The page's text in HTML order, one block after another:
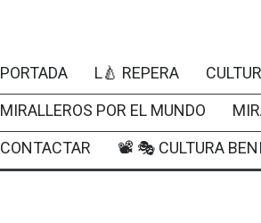
PORTADA L🍐 REPERA
MIRALLEROS POR EL MUNDO
CONTACTAR
📽 🎭 CULTURA